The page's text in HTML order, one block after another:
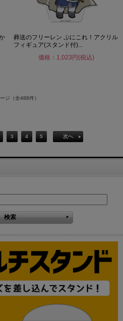
葬送のフリーレン ぷにこれ！アクリル
フィギュア(スタンド付)...
価格：1,023円(税込)
ジ （全488件）
3 4 5 次へ